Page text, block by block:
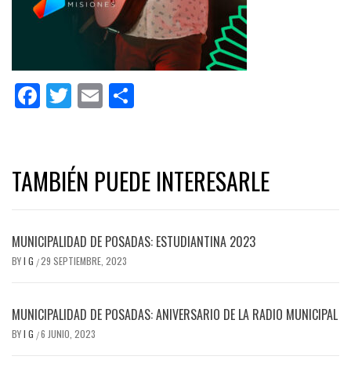
Facebook
Twitter
Email
TAMBIÉN PUEDE INTERESARLE
MUNICIPALIDAD DE POSADAS: ESTUDIANTINA 2023
BYI G /29 SEPTIEMBRE, 2023
MUNICIPALIDAD DE POSADAS: ANIVERSARIO DE LA RADIO MUNICIPAL
BYI G /6 JUNIO, 2023